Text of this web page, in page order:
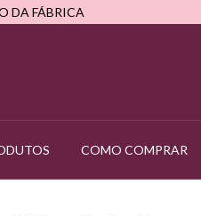
DA FÁBRICA
COMO COMPRAR